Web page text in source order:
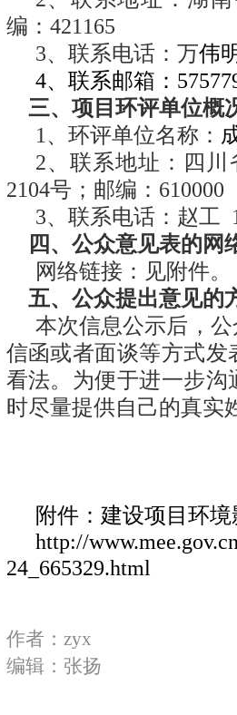
编： 421165
3、联系电话： 万伟
4、联系邮箱：
三、项目环评单位概
1 、 环评单位名称：
2、联系地址： 四
2104号 ；邮编： 610000
3、联系电话：赵工
四、公众意见表的网
网络链接：见附件。
五、公众提出意见的
本次信息公示后，
信函或者面谈等方式
看法。 为便于进一步沟
时尽量提供自己的真实
附件：建设项目环
http://
24_665329.html
作者：zyx
编辑：张扬